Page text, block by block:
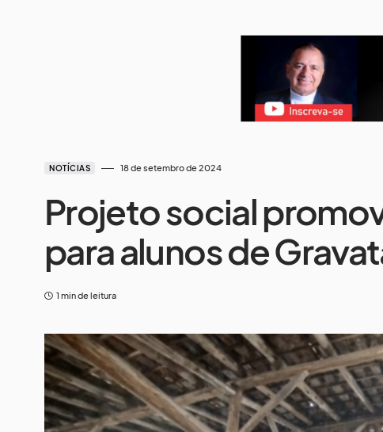
NOTÍCIAS 18 de setembro de 2024
Projeto social
para alunos de
1 min de leitura